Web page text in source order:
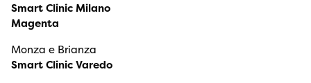
Smart Clinic Milano
Magenta
Monza e Brianza
Smart Clinic Varedo